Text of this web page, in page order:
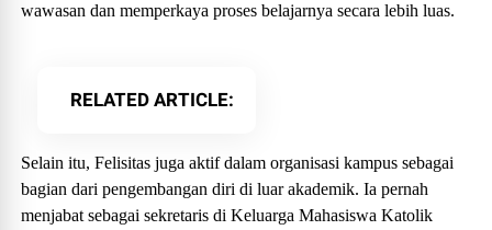
wawasan dan memperkaya proses belajarnya secara lebih luas.
RELATED ARTICLE
Selain itu, Felisitas juga aktif dalam organisasi kampus sebagai
bagian dari pengembangan diri di luar akademik. Ia pernah
menjabat sebagai sekretaris di Keluarga Mahasiswa Katolik